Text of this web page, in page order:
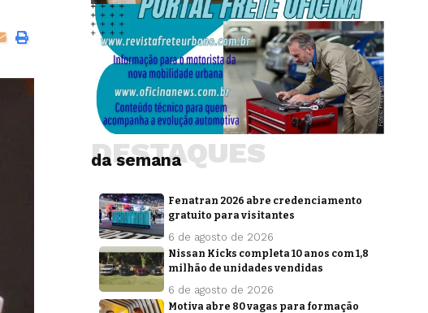
da semana
DESTAQUES
Fenatran 2026 abre credenciamento
gratuito para visitantes
6 de agosto de 2026
Nissan Kicks completa 10 anos com 1,8
milhão de unidades vendidas
6 de agosto de 2026
Motiva abre 80 vagas para formação